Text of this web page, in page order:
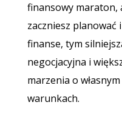
finansowy maraton,
zaczniesz planować
finanse, tym
negocjacyjna i
marzenia o
warunkach.